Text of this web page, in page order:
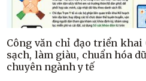
Công văn chỉ đạo triển
sạch, làm giàu, chuẩn hóa
chuyên ngành y tế